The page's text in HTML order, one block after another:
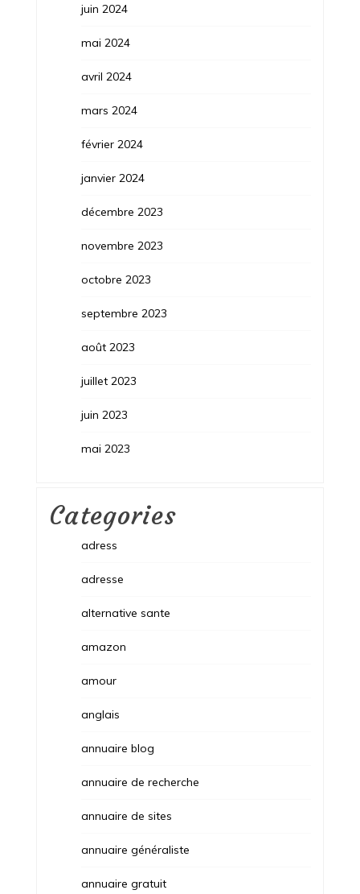
juin 2024
mai 2024
avril 2024
mars 2024
février 2024
janvier 2024
décembre 2023
novembre 2023
octobre 2023
septembre 2023
août 2023
juillet 2023
juin 2023
mai 2023
Categories
adress
adresse
alternative sante
amazon
amour
anglais
annuaire blog
annuaire de recherche
annuaire de sites
annuaire généraliste
annuaire gratuit